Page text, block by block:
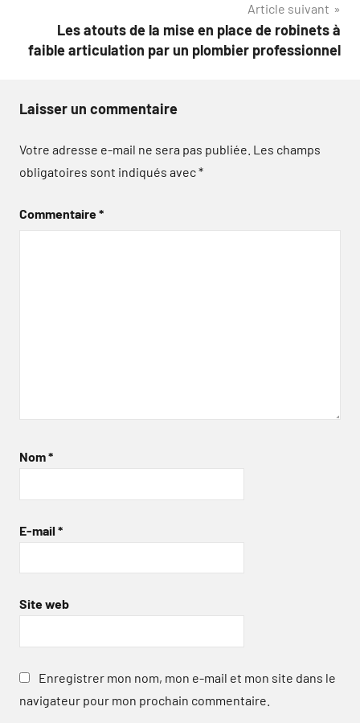
Article suivant
Les atouts de la mise en place de robinets à
faible articulation par un plombier professionnel
Laisser un commentaire
Votre adresse e-mail ne sera pas publiée. Les champs
obligatoires sont indiqués avec*
Commentaire*
Nom*
E-mail *
Site web
Enregistrer mon nom, mon e-mail et mon site dans le
navigateur pour mon prochain commentaire.